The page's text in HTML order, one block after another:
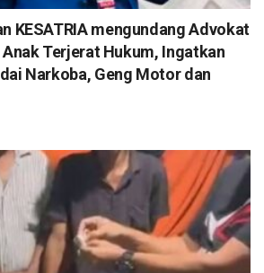
KESATRIA mengundang Advokat
Anak Terjerat Hukum, Ingatkan
Narkoba, Geng Motor dan